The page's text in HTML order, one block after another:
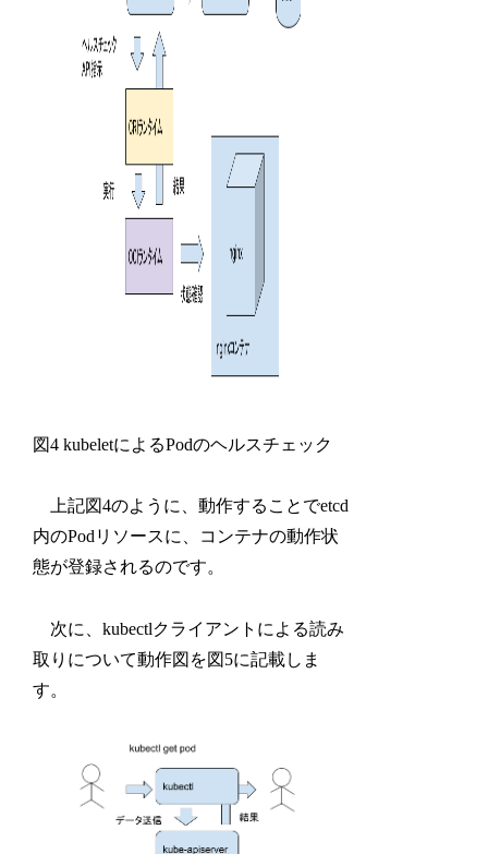
図4 kubeletによるPodのヘルスチェック
上記図4のように、動作することでetcd
内のPodリソースに、コンテナの動作状
態が登録されるのです。
次に、kubectlクライアントによる読み
取りについて動作図を図5に記載しま
す。